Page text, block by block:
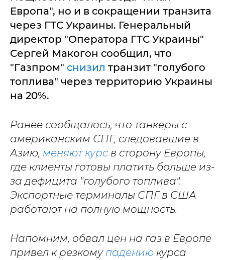
Европа", но и в сокращении транзита
через ГТС Украины. Генеральный
директор "Оператора ГТС Украины"
Сергей Макогон сообщил, что
"Газпром" снизил транзит "голубого
топлива" через территорию Украины
на 20%.
Ранее сообщалось, что танкеры с
американским СПГ, следовавшие в
Азию, меняют курс в сторону Европы,
где клиенты готовы платить больше из-
за дефицита "голубого топлива".
Экспортные терминалы СПГ в США
работают на полную мощность.
Напомним, обвал цен на газ в Европе
привел к резкому падению курса